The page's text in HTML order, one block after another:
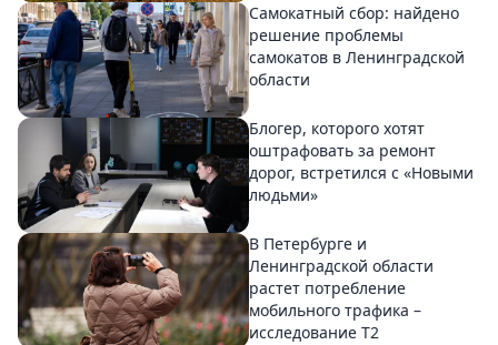
Самокатный сбор: найдено
решение проблемы
самокатов в Ленинградской
области
Блогер, которого хотят
оштрафовать за ремонт
дорог, встретился с «Новыми
людьми»
В Петербурге и
Ленинградской области
растет потребление
мобильного трафика –
исследование T2